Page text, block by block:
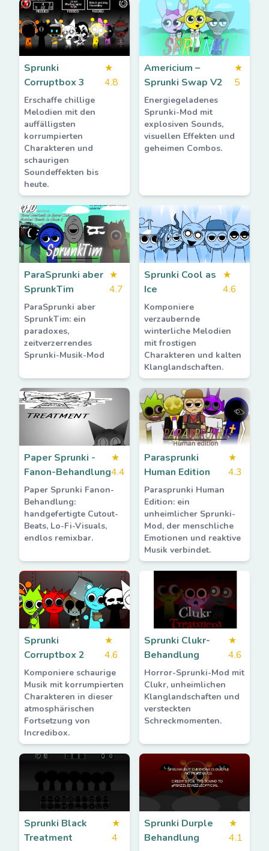
Sprunki
Corruptbox 3
★
4.8
Erschaffe chillige
Melodien mit den
auffälligsten
korrumpierten
Charakteren und
schaurigen
Soundeffekten bis
heute.
Americium –
Sprunki Swap V2
★
5
Energiegeladenes
Sprunki-Mod mit
explosiven Sounds,
visuellen Effekten und
geheimen Combos.
ParaSprunki aber
SprunkTim
★
4.7
ParaSprunki aber
SprunkTim: ein
paradoxes,
zeitverzerrendes
Sprunki-Musik-Mod
Sprunki Cool as
Ice
★
4.6
Komponiere
verzaubernde
winterliche Melodien
mit frostigen
Charakteren und kalten
Klanglandschaften.
Paper Sprunki -
Fanon-Behandlung
★
4.4
Paper Sprunki Fanon-
Behandlung:
handgefertigte Cutout-
Beats, Lo-Fi-Visuals,
endlos remixbar.
Parasprunki
Human Edition
★
4.3
Parasprunki Human
Edition: ein
unheimlicher Sprunki-
Mod, der menschliche
Emotionen und reaktive
Musik verbindet.
Sprunki
Corruptbox 2
★
4.6
Komponiere schaurige
Musik mit korrumpierten
Charakteren in dieser
atmosphärischen
Fortsetzung von
Incredibox.
Sprunki Clukr-
Behandlung
★
4.6
Horror-Sprunki-Mod mit
Clukr, unheimlichen
Klanglandschaften und
versteckten
Schreckmomenten.
Sprunki Black
Treatment
★
4
Sprunki Durple
Behandlung
★
4.1